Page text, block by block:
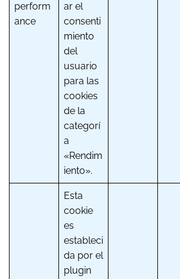
perform
ance
ar el
consenti
miento
del
usuario
para las
cookies
de la
categorí
a
«Rendim
iento».
Esta
cookie
es
estableci
da por el
plugin